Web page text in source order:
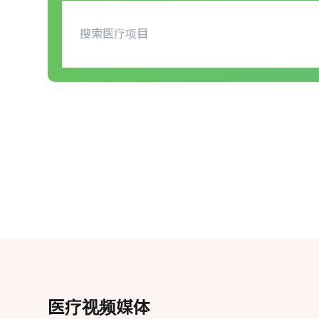
医疗视频媒体